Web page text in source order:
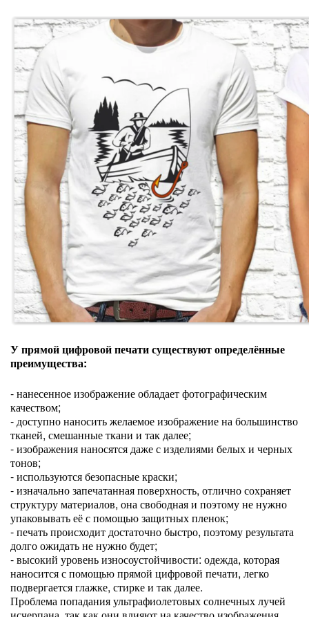
У прямой цифровой печати существуют определённые
преимущества:
- нанесенное изображение обладает фотографическим
качеством;
- доступно наносить желаемое изображение на большинство
тканей, смешанные ткани и так далее;
- изображения наносятся даже с изделиями белых и черных
тонов;
- используются безопасные краски;
- изначально запечатанная поверхность, отлично сохраняет
структуру материалов, она свободная и поэтому не нужно
упаковывать её с помощью защитных пленок;
- печать происходит достаточно быстро, поэтому результата
долго ожидать не нужно будет;
- высокий уровень износоустойчивости: одежда, которая
наносится с помощью прямой цифровой печати, легко
подвергается глажке, стирке и так далее.
Проблема попадания ультрафиолетовых солнечных лучей